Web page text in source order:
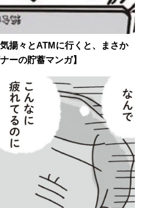
揚々とATMに行くと、まさか
ーの貯蓄マンガ】